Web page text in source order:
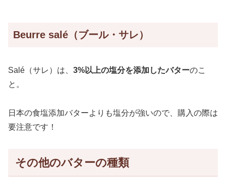
Beurre salé（ブール・サレ）
Salé（サレ）は、 3%以上の塩分を添加したバターのこ
と。
日本の食塩添加バターよりも塩分が強いので、購入の際は
要注意です！
その他のバターの種類